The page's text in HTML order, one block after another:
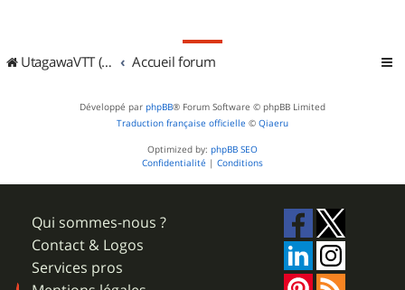
UtagawaVTT (Randos VTT et VTTAE avec traces GPS) Accueil forum
Développé par phpBB® Forum Software © phpBB Limited
Traduction française officielle © Qiaeru
Optimized by: phpBB SEO
Confidentialité | Conditions
Qui sommes-nous ?
Contact & Logos
Services pros